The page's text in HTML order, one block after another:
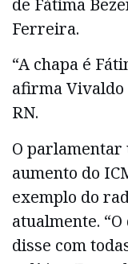
de Fátima
Ferreira.
“A chapa é
afirma Vivaldo
RN.
O parlamentar
aumento do
exemplo do
atualmente.
disse com